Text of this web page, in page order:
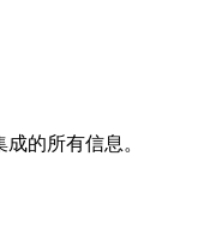
的所有信息。